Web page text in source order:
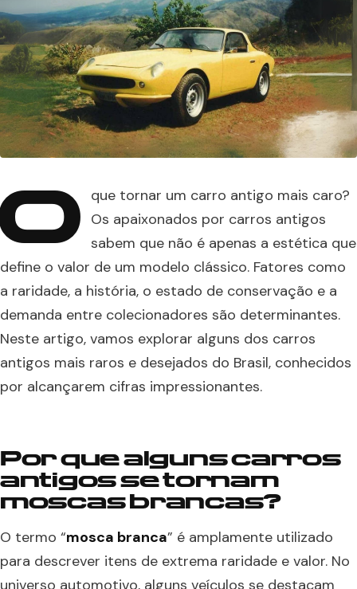
que tornar um carro antigo mais caro?
Os apaixonados por carros antigos
sabem que não é apenas a estética que
define o valor de um modelo clássico. Fatores como
a raridade, a história, o estado de conservação e a
demanda entre colecionadores são determinantes.
Neste artigo, vamos explorar alguns dos carros
antigos mais raros e desejados do Brasil, conhecidos
por alcançarem cifras impressionantes.
Por que alguns carros
antigos se tornam
moscas brancas?
O termo “mosca branca” é amplamente utilizado
para descrever itens de extrema raridade e valor. No
universo automotivo, alguns veículos se destacam